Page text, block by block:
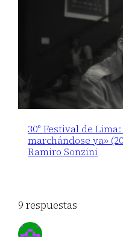
30° Festival de
marchándose ya»
Ramiro Sonzini
9 respuestas